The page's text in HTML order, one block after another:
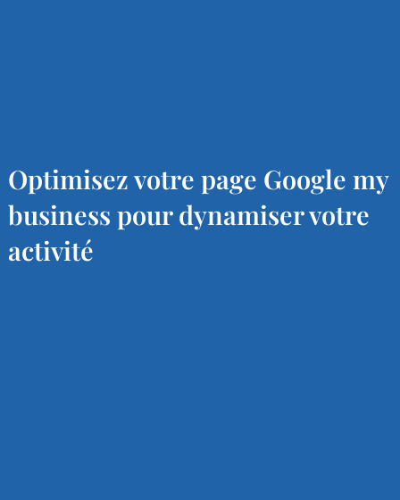
Optimisez votre page Google my
business pour dynamiser votre
activité